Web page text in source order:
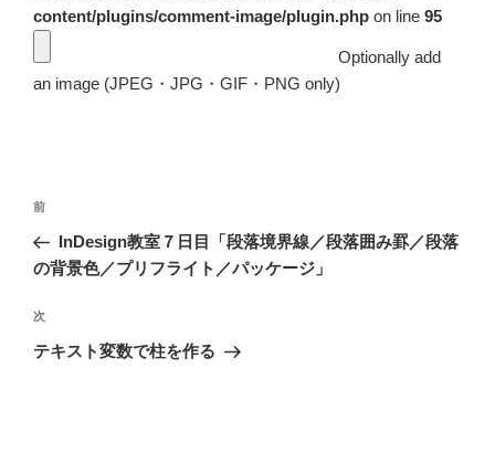
content/plugins/comment-image/plugin.php on line 95
Optionally add
an image (JPEG・JPG・GIF・PNG only)
投
ナ
ゲ
ー
前
の
投
前
InDesign教室７日目「段落境界線／段落囲み罫／段落
の背景色／プリフライト／パッケージ」
次
の
次
テキスト変数で柱を作る